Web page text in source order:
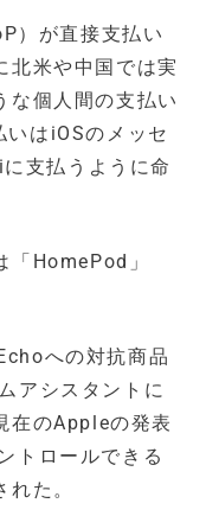
）が直接支払い
北米や中国では実
な個人間の支払い
はiOSのメッセ
支払うように命
「HomePod」
への対抗商品
アシスタントに
在のAppleの発表
トロールできる
た。